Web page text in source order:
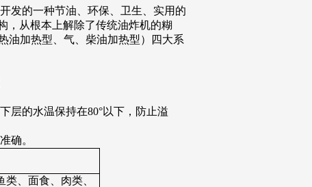
发的一种节油、环保、卫生、实用的
，从根本上解除了传统油炸机的糊
油加热型、气、柴油加热型）四大系
层的水温保持在80°以下，防止溢
确。
类、面食、肉类、